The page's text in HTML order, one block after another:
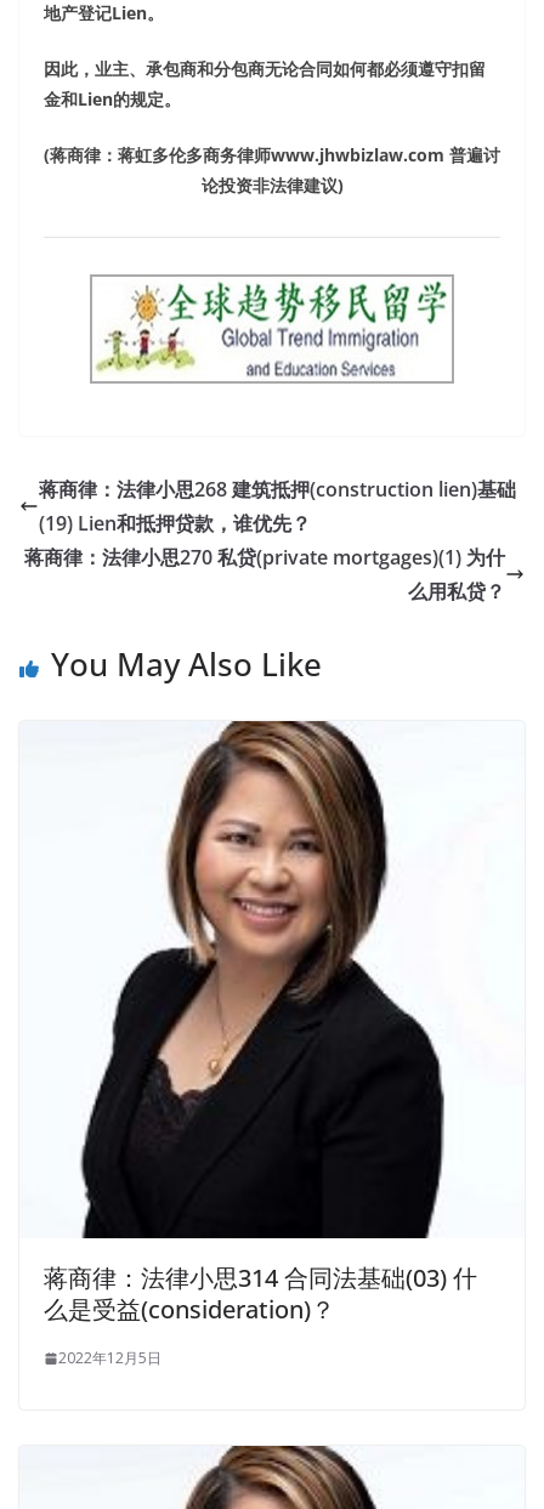
地产登记Lien。
因此，业主、承包商和分包商无论合同如何都必须遵守扣留
金和Lien的规定。
(蒋商律：蒋虹多伦多商务律师www.jhwbizlaw.com 普遍讨
论投资非法律建议)
蒋商律：法律小思268 建筑抵押(construction lien)基础
(19) Lien和抵押贷款，谁优先？
蒋商律：法律小思270 私贷(private mortgages)(1) 为什
么用私贷？
You May Also Like
蒋商律：法律小思314 合同法基础(03) 什
么是受益(consideration)？
2022年12月5日